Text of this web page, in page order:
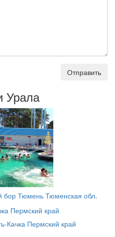
Отправить
Урала
бор Тюмень Тюменская обл.
Качка Пермский край